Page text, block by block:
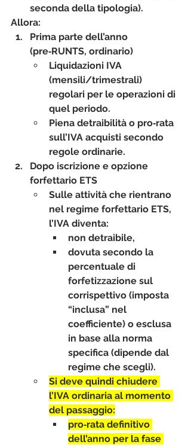
seconda della tipologia).
Allora:
Prima parte dell’anno
(pre‑RUNTS, ordinario)
Liquidazioni IVA
(mensili/trimestrali)
regolari per le operazioni di
quel periodo.
Piena detraibilità o pro‑rata
sull’IVA acquisti secondo
regole ordinarie.
Dopo iscrizione e opzione
forfettario ETS
Sulle attività che rientrano
nel regime forfettario ETS,
l’IVA diventa:
non detraibile,
dovuta secondo la
percentuale di
forfetizzazione sul
corrispettivo (imposta
“inclusa” nel
coefficiente) o esclusa
in base alla norma
specifica (dipende dal
regime che scegli).
Si deve quindi chiudere
l’IVA ordinaria al momento
del passaggio:
pro‑rata definitivo
dell’anno per la fase